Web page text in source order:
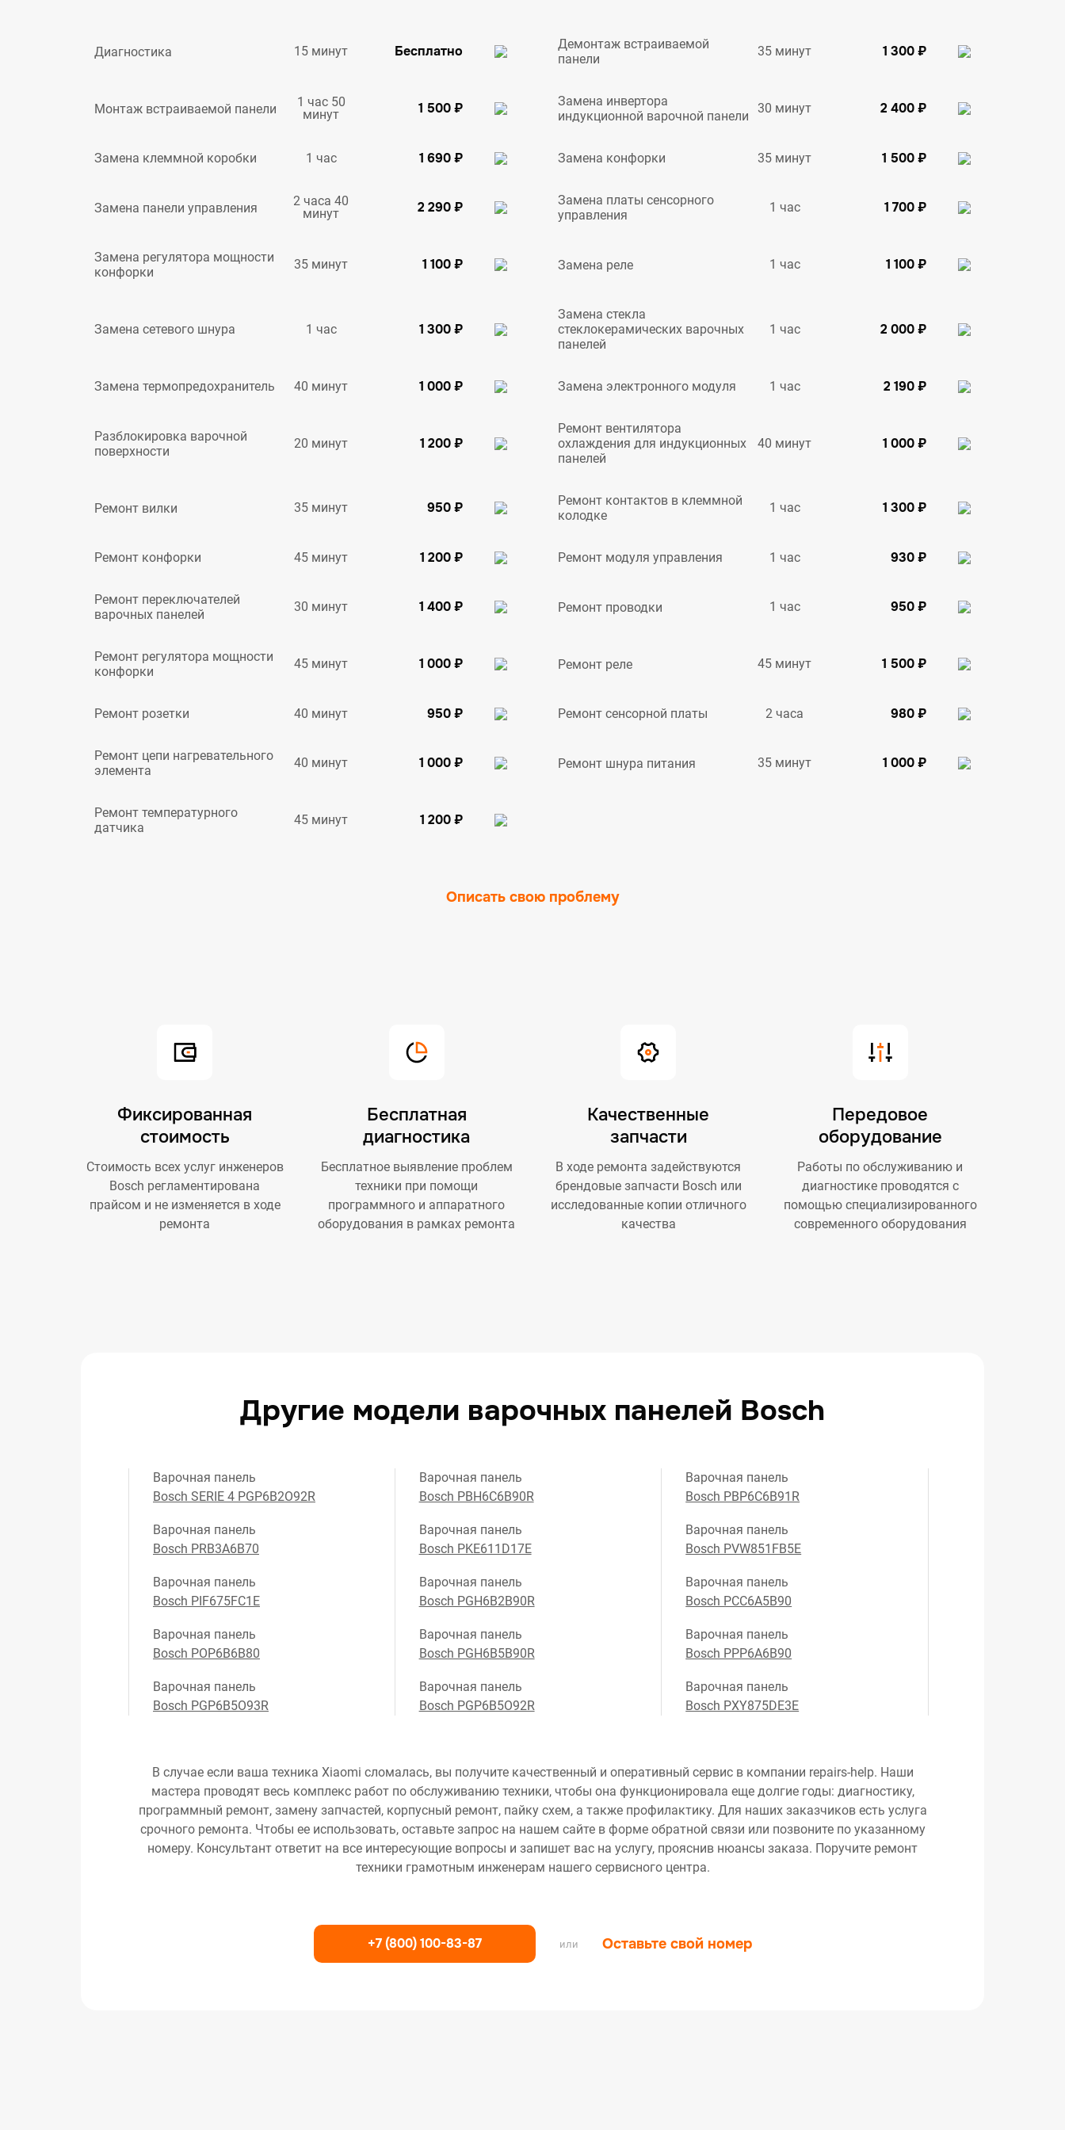
Диагностика 15 минут Бесплатно
Демонтаж встраиваемой
панели
35 минут 1 300 ₽
Монтаж встраиваемой панели
1 час 50
минут
1 500 ₽
Замена инвертора
индукционной варочной панели
30 минут 2 400 ₽
Замена клеммной коробки 1 час 1 690 ₽ Замена конфорки 35 минут 1 500 ₽
Замена панели управления
2 часа 40
минут
2 290 ₽
Замена платы сенсорного
управления
1 час 1 700 ₽
Замена регулятора мощности
конфорки
35 минут 1 100 ₽ Замена реле 1 час 1 100 ₽
Замена сетевого шнура 1 час 1 300 ₽
Замена стекла
стеклокерамических варочных
панелей
1 час 2 000 ₽
Замена термопредохранитель 40 минут 1 000 ₽ Замена электронного модуля 1 час 2 190 ₽
Разблокировка варочной
поверхности
20 минут 1 200 ₽
Ремонт вентилятора
охлаждения для индукционных
панелей
40 минут 1 000 ₽
Ремонт вилки 35 минут 950 ₽
Ремонт контактов в клеммной
колодке
1 час 1 300 ₽
Ремонт конфорки 45 минут 1 200 ₽ Ремонт модуля управления 1 час 930 ₽
Ремонт переключателей
варочных панелей
30 минут 1 400 ₽ Ремонт проводки 1 час 950 ₽
Ремонт регулятора мощности
конфорки
45 минут 1 000 ₽ Ремонт реле 45 минут 1 500 ₽
Ремонт розетки 40 минут 950 ₽ Ремонт сенсорной платы 2 часа 980 ₽
Ремонт цепи нагревательного
элемента
40 минут 1 000 ₽ Ремонт шнура питания 35 минут 1 000 ₽
Ремонт температурного
датчика
45 минут 1 200 ₽
Описать свою проблему
Фиксированная
стоимость
Стоимость всех услуг инженеров
Bosch регламентирована
прайсом и не изменяется в ходе
ремонта
Бесплатная
диагностика
Бесплатное выявление проблем
техники при помощи
программного и аппаратного
оборудования в рамках ремонта
Качественные
запчасти
В ходе ремонта задействуются
брендовые запчасти Bosch или
исследованные копии отличного
качества
Передовое
оборудование
Работы по обслуживанию и
диагностике проводятся с
помощью специализированного
современного оборудования
Другие модели варочных панелей Bosch
Варочная панель
Bosch SERIE 4 PGP6B2O92R
Варочная панель
Bosch PRB3A6B70
Варочная панель
Bosch PIF675FC1E
Варочная панель
Bosch POP6B6B80
Варочная панель
Bosch PGP6B5O93R
Варочная панель
Bosch PBH6C6B90R
Варочная панель
Bosch PKE611D17E
Варочная панель
Bosch PGH6B2B90R
Варочная панель
Bosch PGH6B5B90R
Варочная панель
Bosch PGP6B5O92R
Варочная панель
Bosch PBP6C6B91R
Варочная панель
Bosch PVW851FB5E
Варочная панель
Bosch PCC6A5B90
Варочная панель
Bosch PPP6A6B90
Варочная панель
Bosch PXY875DE3E
В случае если ваша техника Xiaomi сломалась, вы получите качественный и оперативный сервис в компании repairs-help. Наши
мастера проводят весь комплекс работ по обслуживанию техники, чтобы она функционировала еще долгие годы: диагностику,
программный ремонт, замену запчастей, корпусный ремонт, пайку схем, а также профилактику. Для наших заказчиков есть услуга
срочного ремонта. Чтобы ее использовать, оставьте запрос на нашем сайте в форме обратной связи или позвоните по указанному
номеру. Консультант ответит на все интересующие вопросы и запишет вас на услугу, прояснив нюансы заказа. Поручите ремонт
техники грамотным инженерам нашего сервисного центра.
+7 (800) 100-83-87 или Оставьте свой номер